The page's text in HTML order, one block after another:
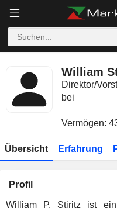
William
Direktor/
bei
Vermögen:
Übersicht Erfahrung
Profil
William P. Stiritz ist